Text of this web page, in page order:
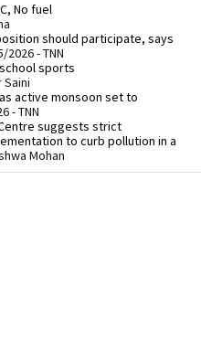
No fuel
should participate, says
2026- TNN
sports
Saini
active monsoon set to
- TNN
suggests strict
to curb pollution in a
Mohan